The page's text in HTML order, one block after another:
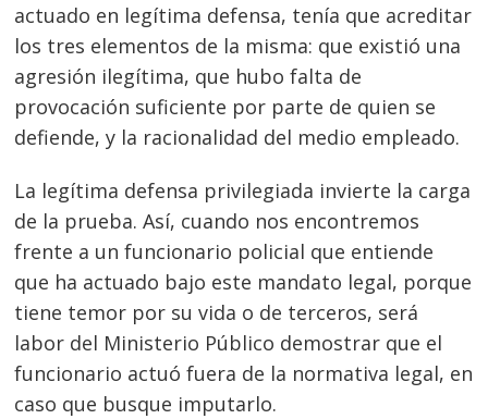
actuado en legítima defensa, tenía que acreditar
los tres elementos de la misma: que existió una
agresión ilegítima, que hubo falta de
provocación suficiente por parte de quien se
defiende, y la racionalidad del medio empleado.
La legítima defensa privilegiada invierte la carga
de la prueba. Así, cuando nos encontremos
frente a un funcionario policial que entiende
que ha actuado bajo este mandato legal, porque
tiene temor por su vida o de terceros, será
labor del Ministerio Público demostrar que el
funcionario actuó fuera de la normativa legal, en
caso que busque imputarlo.